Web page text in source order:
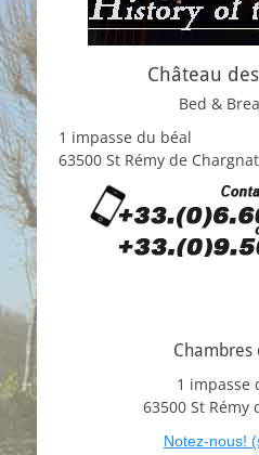
Château
Bed &
1 impasse du béal
63500 St Rémy de Chargnat
Chambres
1 impasse
63500 St Rémy
Notez-nous!